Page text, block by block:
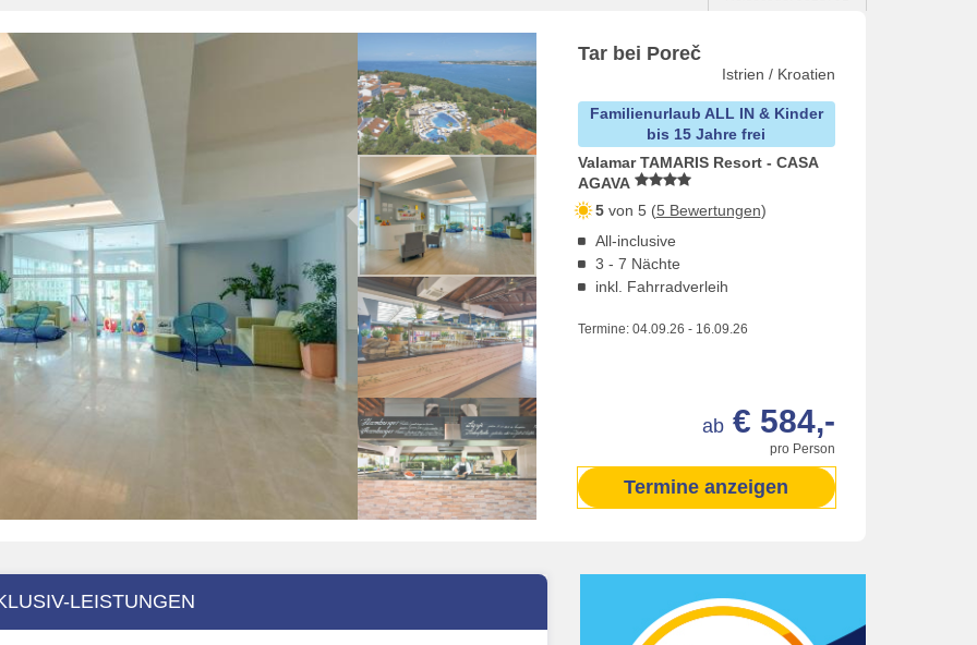
Tar bei Poreč
Istrien / Kroatien
Familienurlaub ALL IN & Kinder
bis 15 Jahre frei
Valamar TAMARIS Resort - CASA
AGAVA
5von 5 (5 Bewertungen)
All-inclusive
3 - 7 Nächte
inkl. Fahrradverleih
Termine: 04.09.26 - 16.09.26
pro Person
ab € 584,-
Termine anzeigen
LEISTUNGEN